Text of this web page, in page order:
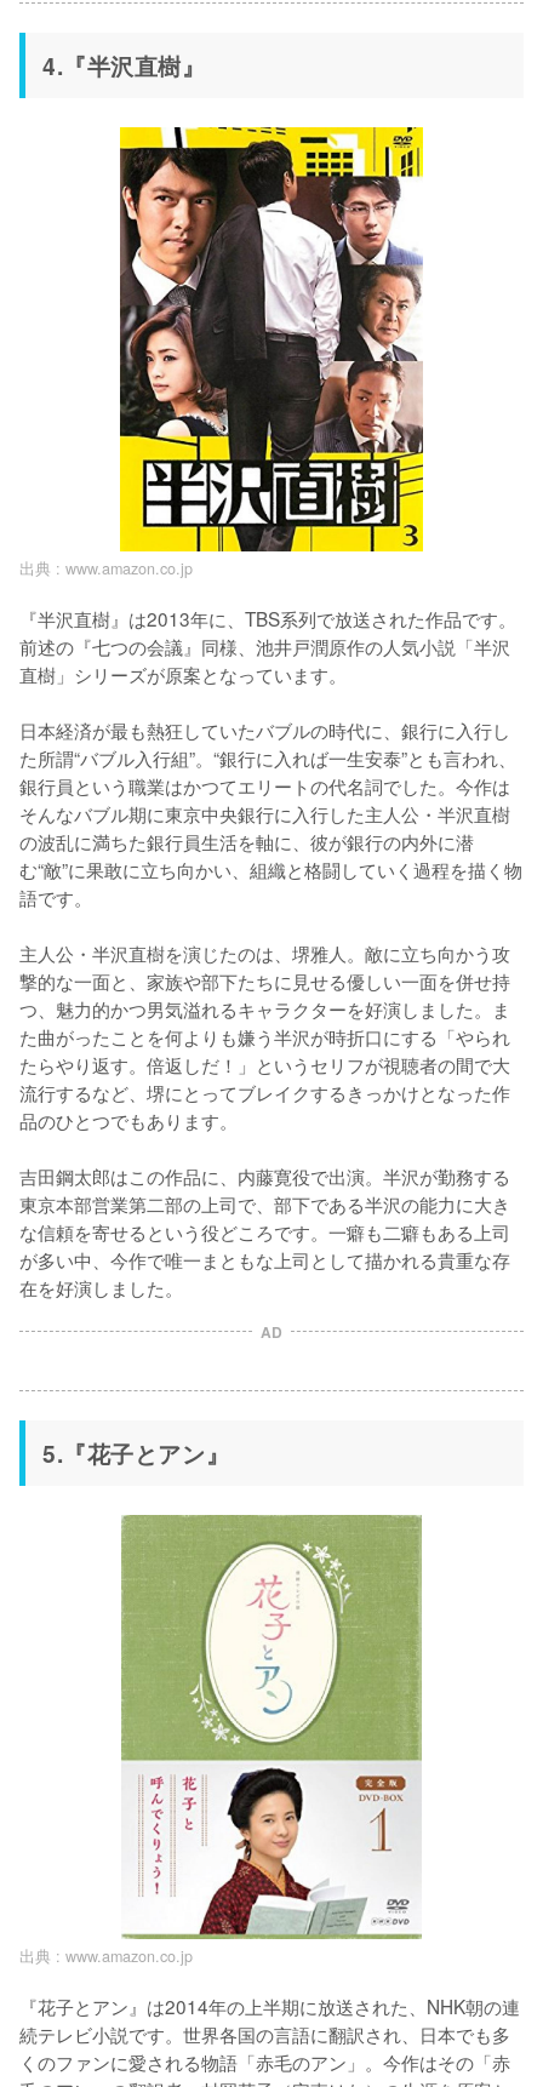
4.『半沢直樹』
出典 : www.amazon.co.jp
『半沢直樹』は2013年に、TBS系列で放送された作品です。
前述の『七つの会議』同様、池井戸潤原作の人気小説「半沢
直樹」シリーズが原案となっています。
日本経済が最も熱狂していたバブルの時代に、銀行に入行し
た所謂“バブル入行組”。“銀行に入れば一生安泰”とも言われ、
銀行員という職業はかつてエリートの代名詞でした。今作は
そんなバブル期に東京中央銀行に入行した主人公・半沢直樹
の波乱に満ちた銀行員生活を軸に、彼が銀行の内外に潜
む“敵”に果敢に立ち向かい、組織と格闘していく過程を描く物
語です。
主人公・半沢直樹を演じたのは、堺雅人。敵に立ち向かう攻
撃的な一面と、家族や部下たちに見せる優しい一面を併せ持
つ、魅力的かつ男気溢れるキャラクターを好演しました。ま
た曲がったことを何よりも嫌う半沢が時折口にする「やられ
たらやり返す。倍返しだ！」というセリフが視聴者の間で大
流行するなど、堺にとってブレイクするきっかけとなった作
品のひとつでもあります。
吉田鋼太郎はこの作品に、内藤寛役で出演。半沢が勤務する
東京本部営業第二部の上司で、部下である半沢の能力に大き
な信頼を寄せるという役どころです。一癖も二癖もある上司
が多い中、今作で唯一まともな上司として描かれる貴重な存
在を好演しました。
AD
5.『花子とアン』
出典 : www.amazon.co.jp
『花子とアン』は2014年の上半期に放送された、NHK朝の連
続テレビ小説です。世界各国の言語に翻訳され、日本でも多
くのファンに愛される物語「赤毛のアン」。今作はその「赤